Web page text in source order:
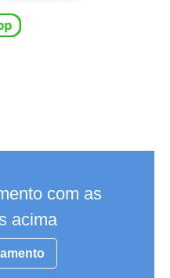
com as
acima